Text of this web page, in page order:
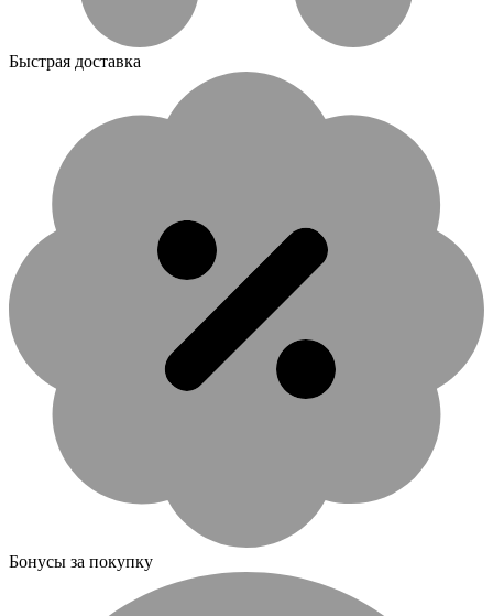
Быстрая доставка
Бонусы за покупку